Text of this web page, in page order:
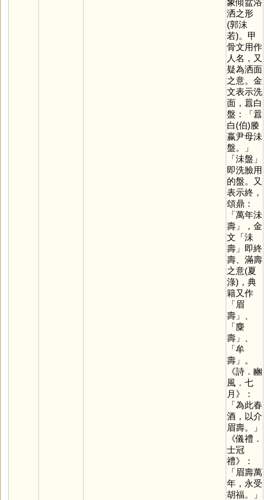
洒之形
(郭沫
若)。甲
骨文用作
人名，又
疑為洒面
之意。金
文表示洗
面，囂白
盤：「囂
白(伯)媵
嬴尹母沬
盤。」
「沬盤」
即洗臉用
的盤。又
表示終，
頌鼎：
「萬年沬
壽」，金
文「沬
壽」即終
壽、滿壽
之意(夏
淥)，典
籍又作
「眉
壽」、
「麋
壽」、
「牟
壽」。
《詩．豳
風．七
月》：
「為此春
酒，以介
眉壽。」
《儀禮．
士冠
禮》：
「眉壽萬
年，永受
胡福。」